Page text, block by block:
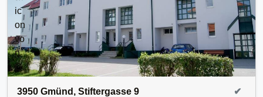
3950 Gmünd, Stiftergasse 9 ✔